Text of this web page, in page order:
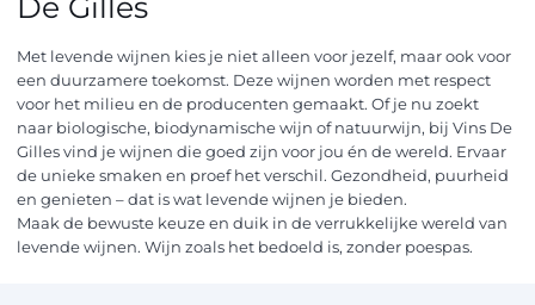
De Gilles
Met levende wijnen kies je niet alleen voor jezelf, maar ook voor
een duurzamere toekomst. Deze wijnen worden met respect
voor het milieu en de producenten gemaakt. Of je nu zoekt
naar biologische, biodynamische wijn of natuurwijn, bij Vins De
Gilles vind je wijnen die goed zijn voor jou én de wereld. Ervaar
de unieke smaken en proef het verschil. Gezondheid, puurheid
en genieten – dat is wat levende wijnen je bieden.
Maak de bewuste keuze en duik in de verrukkelijke wereld van
levende wijnen. Wijn zoals het bedoeld is, zonder poespas.